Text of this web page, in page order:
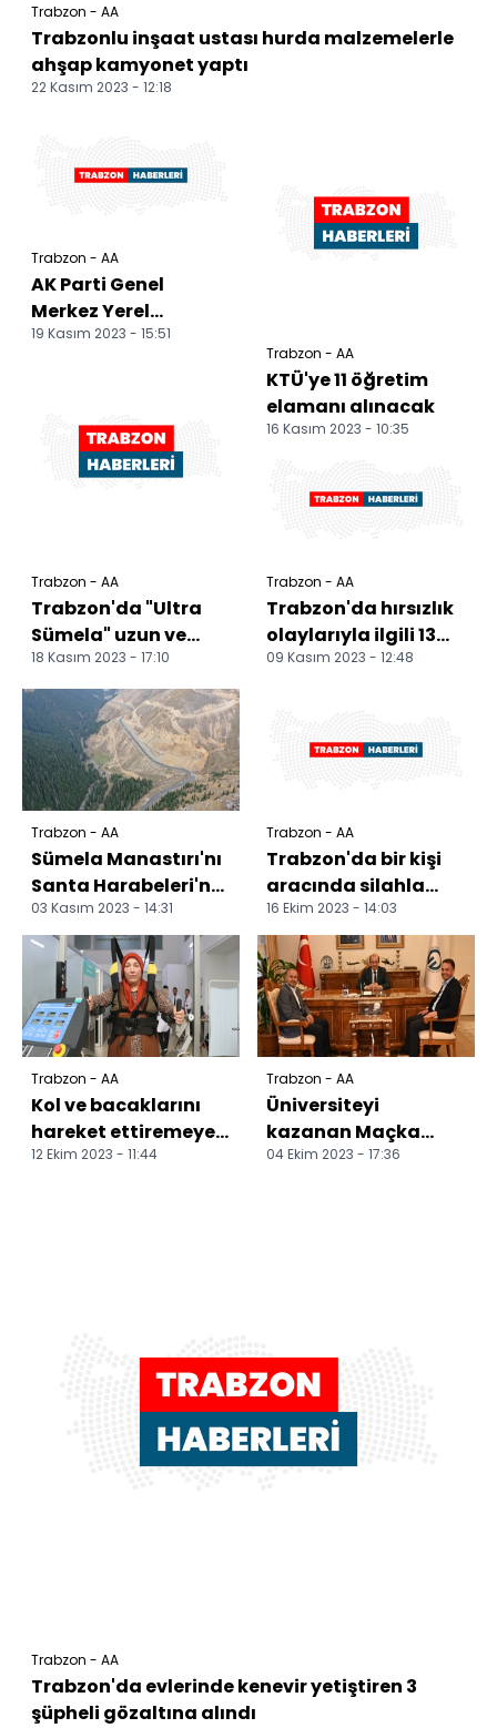
Trabzon - AA
Trabzonlu inşaat ustası hurda malzemelerle
ahşap kamyonet yaptı
22 Kasım 2023 - 12:18
Trabzon - AA
AK Parti Genel
Merkez Yerel
Yönetimler Başkan
19 Kasım 2023 - 15:51
Trabzon - AA
Trabzon'da "Ultra
Sümela" uzun ve
orta mesafe patika
yarışları yapıldı
18 Kasım 2023 - 17:10
Trabzon - AA
KTÜ'ye 11 öğretim
elamanı alınacak
16 Kasım 2023 - 10:35
Trabzon - AA
Trabzon'da hırsızlık
olaylarıyla ilgili 13
şüpheli gözaltına
09 Kasım 2023 - 12:48
Trabzon - AA
Sümela Manastırı'nı
Santa Harabeleri'ne
kadar bağlayacak
yoldaki çalışmalar...
03 Kasım 2023 - 14:31
Trabzon - AA
Trabzon'da bir kişi
aracında silahla
vurulmuş halde ölü
bulundu
16 Ekim 2023 - 14:03
Trabzon - AA
Kol ve bacaklarını
hareket ettiremeyen
kazazede 4 aylık
12 Ekim 2023 - 11:44
Trabzon - AA
Üniversiteyi
kazanan Maçka
Belediye Başkanı
04 Ekim 2023 - 17:36
Trabzon - AA
Trabzon'da evlerinde kenevir yetiştiren 3
şüpheli gözaltına alındı